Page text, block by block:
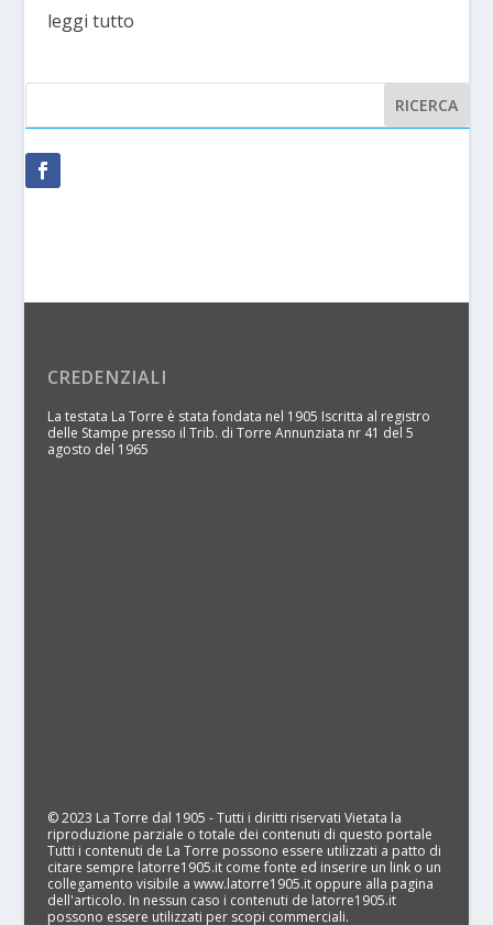
leggi tutto
CREDENZIALI
La testata La Torre è stata fondata nel 1905 Iscritta al registro
delle Stampe presso il Trib. di Torre Annunziata nr 41 del 5
agosto del 1965
© 2023 La Torre dal 1905 - Tutti i diritti riservati Vietata la
riproduzione parziale o totale dei contenuti di questo portale
Tutti i contenuti de La Torre possono essere utilizzati a patto di
citare sempre latorre1905.it come fonte ed inserire un link o un
collegamento visibile a www.latorre1905.it oppure alla pagina
dell'articolo. In nessun caso i contenuti de latorre1905.it
possono essere utilizzati per scopi commerciali.